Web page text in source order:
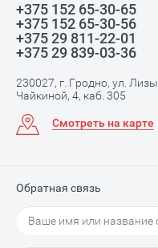
+375 152 65-30-65
+375 152 65-30-56
+375 29 811-22-01
+375 29 839-03-36
230027, г. Гродно, ул. Лизы
Чайкиной, 4, каб. 305
Смотреть на карте
Обратная связь